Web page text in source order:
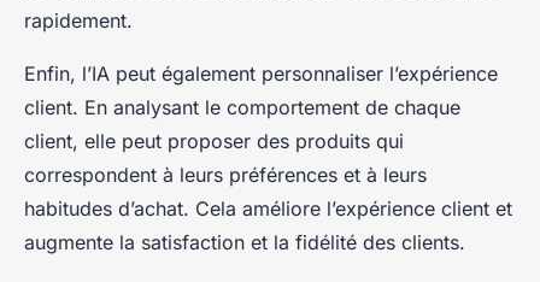
rapidement.
Enfin, l’IA peut également personnaliser l’expérience
client. En analysant le comportement de chaque
client, elle peut proposer des produits qui
correspondent à leurs préférences et à leurs
habitudes d’achat. Cela améliore l’expérience client et
augmente la satisfaction et la fidélité des clients.